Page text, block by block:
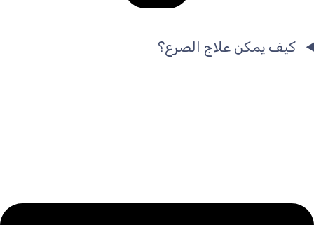
كيف يمكن علاج الصرع؟